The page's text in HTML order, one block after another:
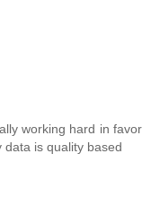
working hard in favor
is quality based